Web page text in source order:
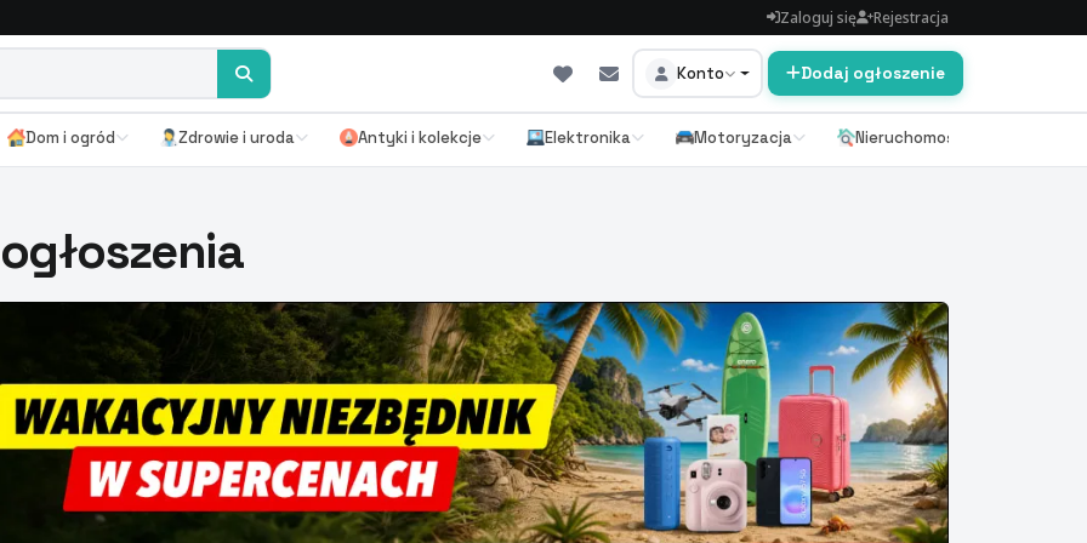
Zaloguj się Rejestracja
Konto Dodaj ogłoszenie
Dom i ogród Zdrowie i uroda Antyki i kolekcje Elektronika Motoryzacja Nieruchomości